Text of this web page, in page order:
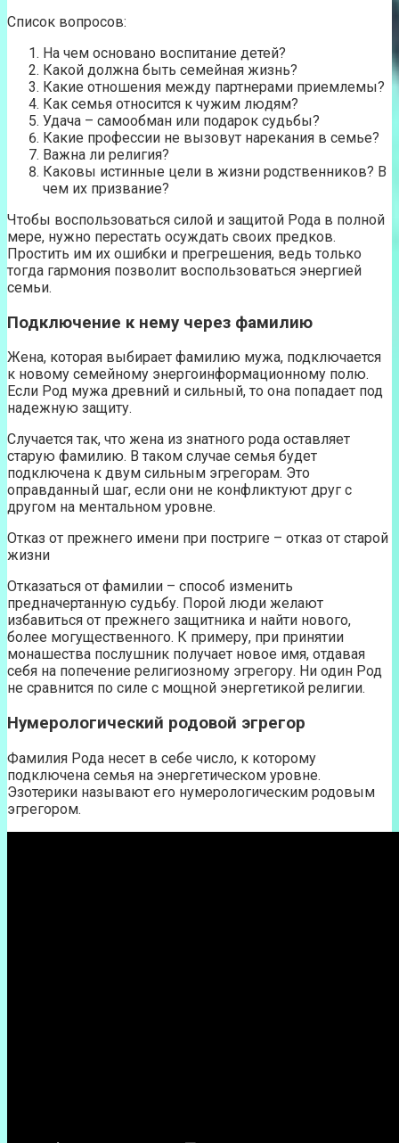
Список вопросов:
На чем основано воспитание детей?
Какой должна быть семейная жизнь?
Какие отношения между партнерами приемлемы?
Как семья относится к чужим людям?
Удача – самообман или подарок судьбы?
Какие профессии не вызовут нарекания в семье?
Важна ли религия?
Каковы истинные цели в жизни родственников? В
чем их призвание?
Чтобы воспользоваться силой и защитой Рода в полной
мере, нужно перестать осуждать своих предков.
Простить им их ошибки и прегрешения, ведь только
тогда гармония позволит воспользоваться энергией
семьи.
Подключение к нему через фамилию
Жена, которая выбирает фамилию мужа, подключается
к новому семейному энергоинформационному полю.
Если Род мужа древний и сильный, то она попадает под
надежную защиту.
Случается так, что жена из знатного рода оставляет
старую фамилию. В таком случае семья будет
подключена к двум сильным эгрегорам. Это
оправданный шаг, если они не конфликтуют друг с
другом на ментальном уровне.
Отказ от прежнего имени при постриге – отказ от старой
жизни
Отказаться от фамилии – способ изменить
предначертанную судьбу. Порой люди желают
избавиться от прежнего защитника и найти нового,
более могущественного. К примеру, при принятии
монашества послушник получает новое имя, отдавая
себя на попечение религиозному эгрегору. Ни один Род
не сравнится по силе с мощной энергетикой религии.
Нумерологический родовой эгрегор
Фамилия Рода несет в себе число, к которому
подключена семья на энергетическом уровне.
Эзотерики называют его нумерологическим родовым
эгрегором.